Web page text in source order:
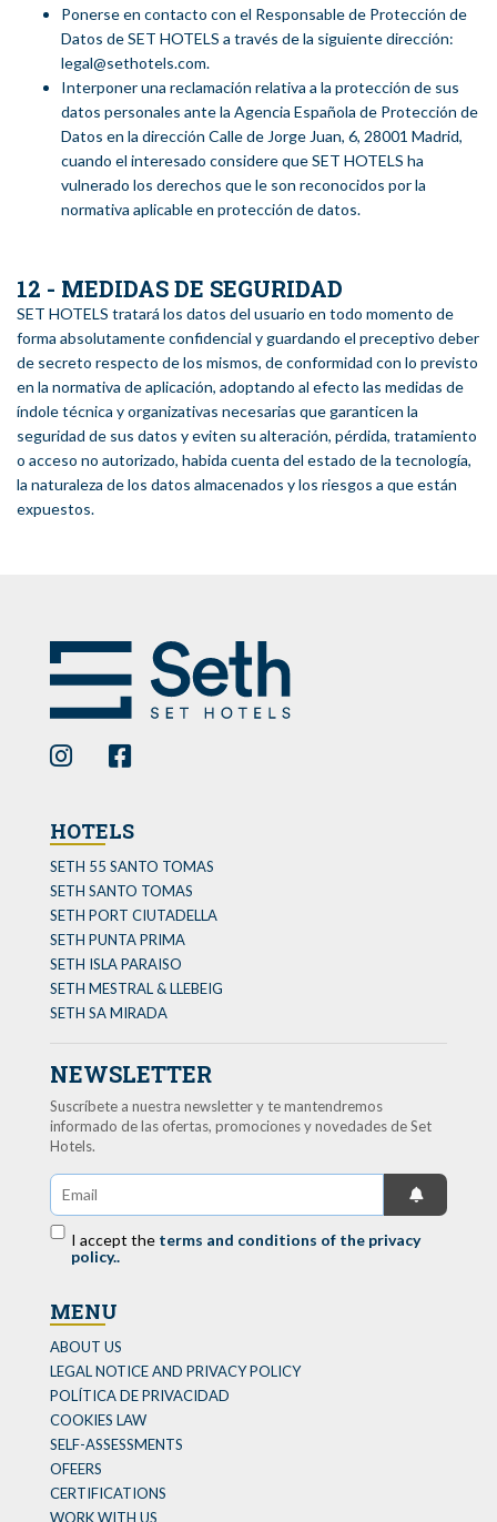
Ponerse en contacto con el Responsable de Protección de
Datos de SET HOTELS a través de la siguiente dirección:
legal@sethotels.com.
Interponer una reclamación relativa a la protección de sus
datos personales ante la Agencia Española de Protección de
Datos en la dirección Calle de Jorge Juan, 6, 28001 Madrid,
cuando el interesado considere que SET HOTELS ha
vulnerado los derechos que le son reconocidos por la
normativa aplicable en protección de datos.
12 - MEDIDAS DE SEGURIDAD
SET HOTELS tratará los datos del usuario en todo momento de
forma absolutamente confidencial y guardando el preceptivo deber
de secreto respecto de los mismos, de conformidad con lo previsto
en la normativa de aplicación, adoptando al efecto las medidas de
índole técnica y organizativas necesarias que garanticen la
seguridad de sus datos y eviten su alteración, pérdida, tratamiento
o acceso no autorizado, habida cuenta del estado de la tecnología,
la naturaleza de los datos almacenados y los riesgos a que están
expuestos.
HOTELS
SETH 55 SANTO TOMAS
SETH SANTO TOMAS
SETH PORT CIUTADELLA
SETH PUNTA PRIMA
SETH ISLA PARAISO
SETH MESTRAL & LLEBEIG
SETH SA MIRADA
NEWSLETTER
Suscríbete a nuestra newsletter y te mantendremos
informado de las ofertas, promociones y novedades de Set
Hotels.
I accept the terms and conditions of the privacy
policy..
MENU
ABOUT US
LEGAL NOTICE AND PRIVACY POLICY
POLÍTICA DE PRIVACIDAD
COOKIES LAW
SELF-ASSESSMENTS
OFEERS
CERTIFICATIONS
WORK WITH US